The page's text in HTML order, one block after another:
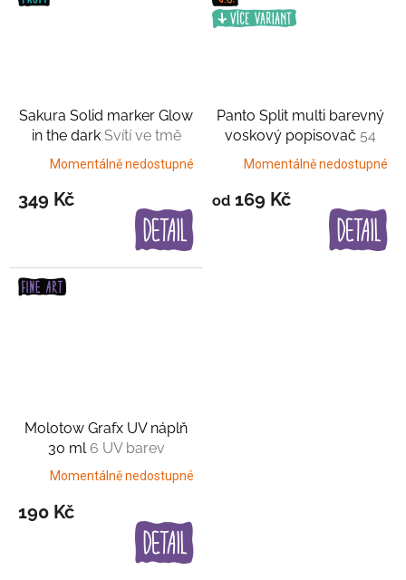
Sakura Solid marker Glow
in the dark Svítí ve tmě
Momentálně nedostupné
349 Kč
Panto Split multi barevný
voskový popisovač 54
variant
Momentálně nedostupné
od 169 Kč
Molotow Grafx UV náplň
30 ml 6 UV barev
Momentálně nedostupné
190 Kč